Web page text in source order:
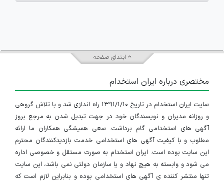
ابتدای صفحه
مختصری درباره ایران استخدام
سایت ایران استخدام در تاریخ ۱۳۹۱/۱/۱۰ راه اندازی شد و با تلاش گروهی
و روزانه مدیران و نویسندگان خود در جهت تبدیل شدن به مرجع بروز
آگهی های استخدامی گام برداشت. سعی همیشگی همکاران ما ارائه
مطلوب و با کیفیت آگهی های استخدامی خدمت بازدیدکنندگان محترم
این سایت بوده است. ایران استخدام به صورت مستقل و خصوصی اداره
می شود و وابسته به هیچ نهاد و یا سازمان دولتی نمی باشد، این سایت
تنها منتشر کننده ی آگهی های استخدامی بوده و بنابراین لازم است که